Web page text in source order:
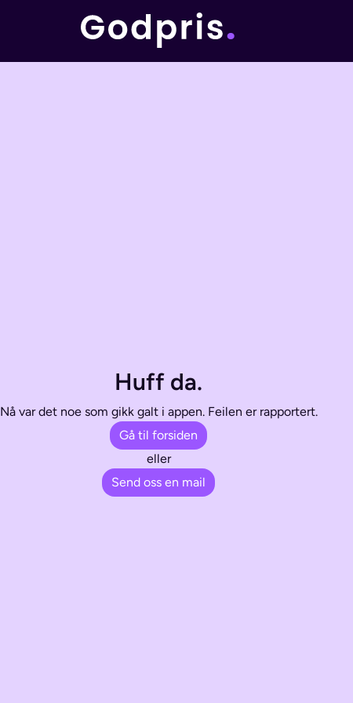
Huff da.
Nå var det noe som gikk galt i appen. Feilen er rapportert.
Gå til forsiden
eller
Send oss en mail